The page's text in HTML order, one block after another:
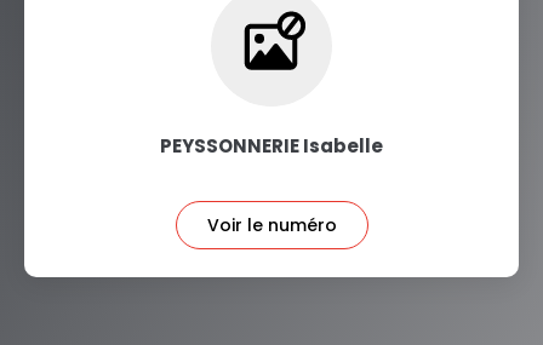
PEYSSONNERIE Isabelle
Voir le numéro